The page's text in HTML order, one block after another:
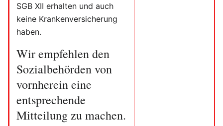
SGB XII erhalten und auch
keine Krankenversicherung
haben.
Wir empfehlen den
Sozialbehörden von
vornherein eine
entsprechende
Mitteilung zu machen.